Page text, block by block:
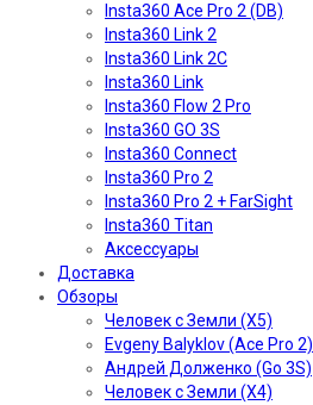
Insta360 Ace Pro 2 (DB)
Insta360 Link 2
Insta360 Link 2C
Insta360 Link
Insta360 Flow 2 Pro
Insta360 GO 3S
Insta360 Connect
Insta360 Pro 2
Insta360 Pro 2 + FarSight
Insta360 Titan
Аксессуары
Доставка
Обзоры
Человек с Земли (X5)
Evgeny Balyklov (Ace Pro 2)
Андрей Долженко (Go 3S)
Человек с Земли (X4)